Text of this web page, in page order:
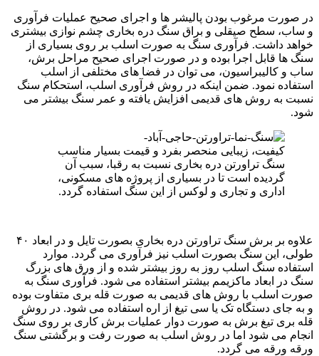
در صورت مرغوب بودن پالیشر ها و اجرای صحیح عملیات فرآوری
و ساب، سطح صیقلی و براق سنگ دره بخاری چشم نوازی بیشتری
خواهد داشت. فرآوری سنگ به صورت اسلب بر روی بسیاری از
سنگ ها قابل اجرا بوده و در صورت اجرای صحیح مراحل برش،
ساب و کالیبراسیون، می توان در فضا های مختلفی از اسلب
استفاده نمود. ضمن اینکه در روش فرآوری اسلب، استحکام سنگ
نسبت به روش های قدیمی افزایش یافته و عمر سنگ بیشتر می
شود.
کیفیت، زیبایی منحصر بفرد و قیمت بسیار مناسب
سنگ تراورتن دره بخاری نسبت به رقبا، سبب آن
گردیده است تا در بسیاری از پروژه های مسکونی،
اداری و تجاری و لوکس از این سنگ استفاده گردد.
علاوه بر برش سنگ تراورتن دره بخاری بصورت تایل و در ابعاد ۴۰
طولی، این سنگ بصورت اسلب نیز فرآوری می گردد. موارد
استفاده سنگ اسلب روز به روز بیشتر شده و از ورق های بزرگ
سنگ در ابعاد ماکزیمم بیشتر استفاده می شود. فرآوری سنگ به
صورت اسلب با روش های قدیمی به صورت قله بری متفاوت بوده
و به جای دستگاه تک یا سی تیغ از اره استفاده می شود. در روش
قله بری تیغ برش به صورت دوار عملیات برش کاری بر روی سنگ
انجام می شود اما در روش اسلب به صورت رفت و برگشتی سنگ
ورقه ورقه می گردد.